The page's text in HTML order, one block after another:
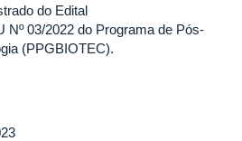
do Edital
Nº 03/2022 do Programa de Pós-
(PPGBIOTEC).